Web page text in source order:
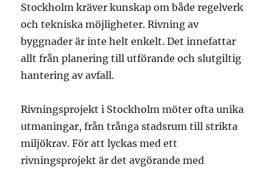
Stockholm kräver kunskap om både regelverk
och tekniska möjligheter. Rivning av
byggnader är inte helt enkelt. Det innefattar
allt från planering till utförande och slutgiltig
hantering av avfall.
Rivningsprojekt i Stockholm möter ofta unika
utmaningar, från trånga stadsrum till strikta
miljökrav. För att lyckas med ett
rivningsprojekt är det avgörande med